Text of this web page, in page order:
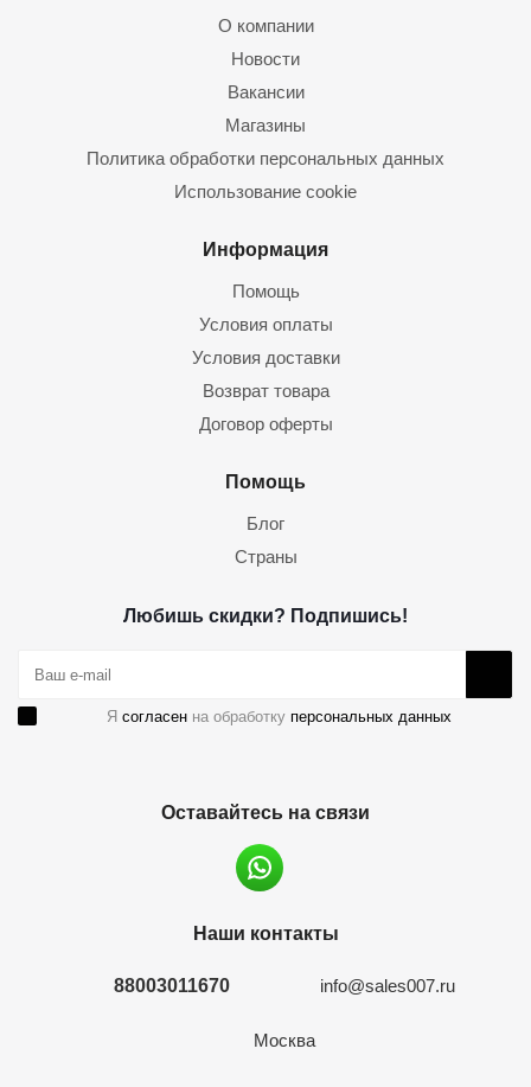
О компании
Новости
Вакансии
Магазины
Политика обработки персональных данных
Использование cookie
Информация
Помощь
Условия оплаты
Условия доставки
Возврат товара
Договор оферты
Помощь
Блог
Страны
Любишь скидки? Подпишись!
Я согласен на обработку персональных данных
Оставайтесь на связи
Наши контакты
88003011670 info@sales007.ru
Москва